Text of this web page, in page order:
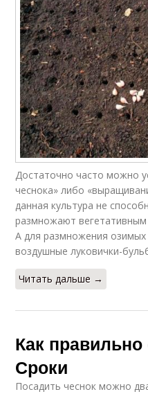
Достаточно часто можно
чеснока» либо
данная культура не
размножают
А для размножения
воздушные луковички-
Читать дальше →
Как
Сроки
Посадить чеснок можно